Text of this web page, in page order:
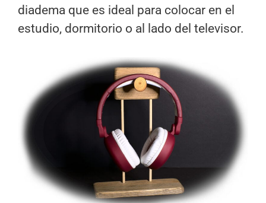
diadema que es ideal para colocar en el
estudio, dormitorio o al lado del televisor.